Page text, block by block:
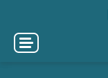
content